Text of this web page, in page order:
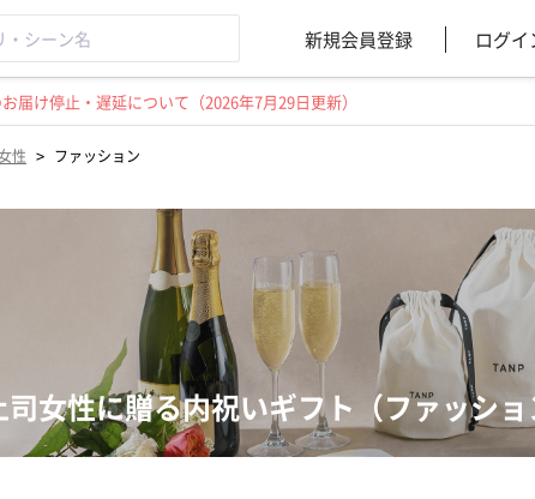
新規会員登録 ログイ
け停止・遅延について（2026年7月29日更新）
性 > ファッション
司女性に贈る内祝いギフト（ファッシ